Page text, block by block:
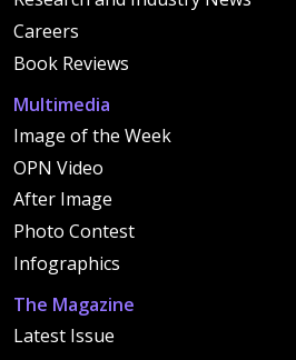
Careers
Book Reviews
Multimedia
Image of the Week
OPN Video
After Image
Photo Contest
Infographics
The Magazine
Latest Issue